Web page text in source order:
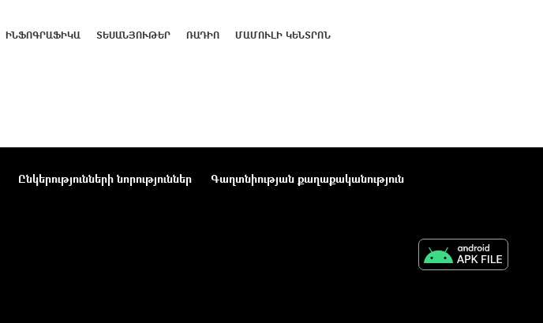
ԻՆՖՈԳՐԱՖԻԿԱ ՏԵՍԱՆՅՈՒԹԵՐ ՌԱԴԻՈ ՄԱՄՈՒԼԻ ԿԵՆՏՐՈՆ
Ընկերությունների նորություններ
Գաղտնիության քաղաքականություն